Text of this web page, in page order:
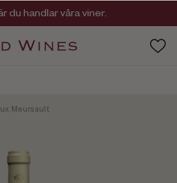
ursprung & personlighet
du handlar våra viner.
Meursault